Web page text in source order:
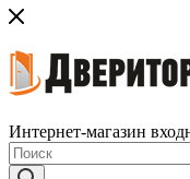
Интернет-магазин